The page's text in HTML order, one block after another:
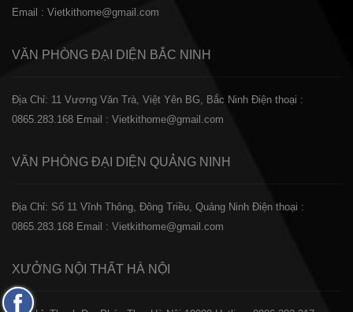
Email : Vietkithome@gmail.com
VĂN PHÒNG ĐẠI DIỆN BẮC NINH
Địa Chỉ: 11 Vương Văn Trà, Việt Yên BG, Bắc Ninh Điện thoại :
0865.283.168 Email : Vietkithome@gmail.com
VĂN PHÒNG ĐẠI DIỆN QUẢNG NINH
Địa Chỉ: Số 11 Vĩnh Thông, Đông Triều, Quảng Ninh Điện thoại :
0865.283.168 Email : Vietkithome@gmail.com
XƯỞNG NỘI THẤT HÀ NỘI
Fanpage